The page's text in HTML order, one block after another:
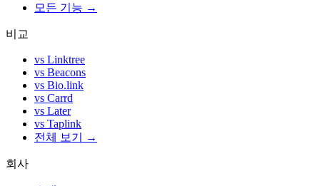
모든 기능 →
비교
vs Linktree
vs Beacons
vs Bio.link
vs Carrd
vs Later
vs Taplink
전체 보기 →
회사